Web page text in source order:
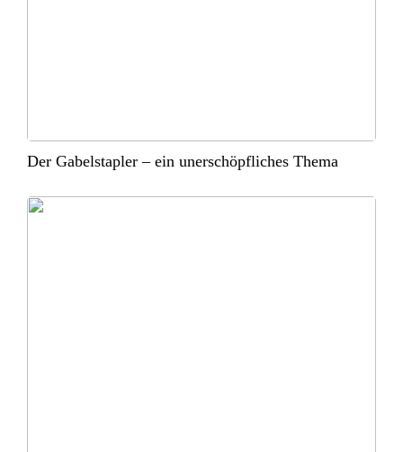
Der Gabelstapler – ein unerschöpfliches Thema